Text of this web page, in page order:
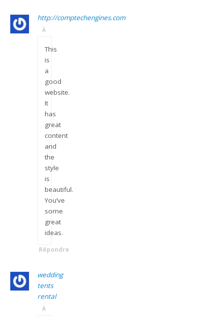
http://comptechengines.com
À
This
is
a
good
website.
It
has
great
content
and
the
style
is
beautiful.
You’ve
some
great
ideas.
Répondre
wedding
tents
rental
À